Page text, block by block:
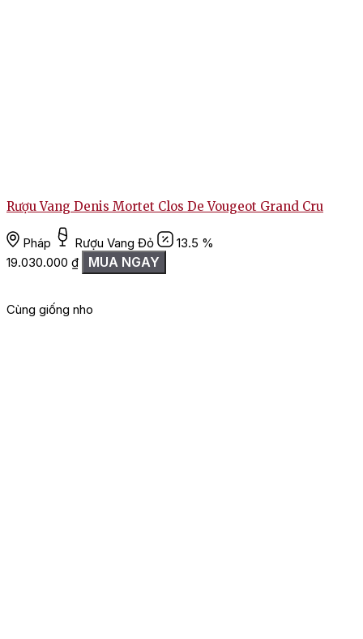
Rượu Vang Denis Mortet Clos De Vougeot Grand Cru
Pháp Rượu Vang Đỏ
13.5 %
19.030.000 ₫ MUA NGAY
Cùng giống nho